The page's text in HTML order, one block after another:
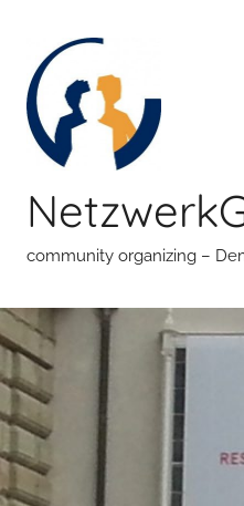
springen
community organizing –